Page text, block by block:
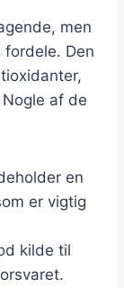
men
Den
af de
en
er vigtig
kilde til